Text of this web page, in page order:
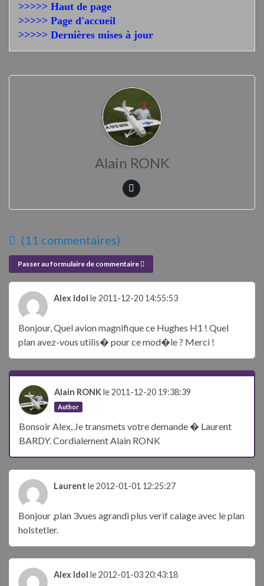
>>>>> Haut de page
>>>>> Page d'accueil
>>>>> Dernières mises à jour
Alain RONK
(11 commentaires)
Passer au formulaire de commentaire
Alex Idol le 2011-12-20 14:55:53
Bonjour, Quel avion magnifique ce Hughes H1 ! Quel
plan avez-vous utilis� pour ce mod�le ? Merci !
Alain RONKle 2011-12-20 19:38:39
Author
Bonsoir Alex, Je transmets votre demande � Laurent
BARDY. Cordialement Alain RONK
Laurent le 2012-01-01 12:25:27
Bonjour ,plan 3vues agrandi plus verif calage avec le plan
holstetler.
Alex Idol le 2012-01-03 20:43:18